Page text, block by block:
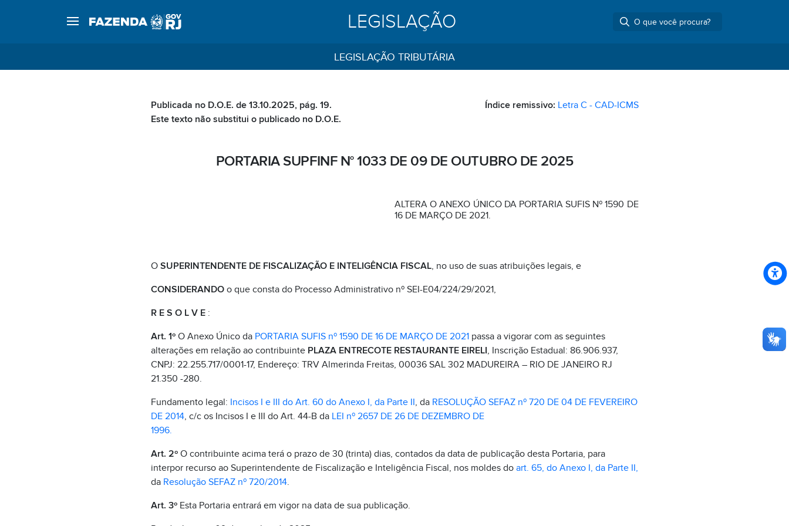
LEGISLAÇÃO
LEGISLAÇÃO TRIBUTÁRIA
Publicada no D.O.E. de 13.10.2025, pág. 19.
Este texto não substitui o publicado no D.O.E.
Índice remissivo: Letra C - CAD-ICMS
PORTARIA SUPFINF N° 1033 DE 09 DE OUTUBRO DE 2025
ALTERA O ANEXO ÚNICO DA PORTARIA SUFIS Nº 1590 DE
16 DE MARÇO DE 2021.
O SUPERINTENDENTE DE FISCALIZAÇÃO E INTELIGÊNCIA FISCAL, no uso de suas atribuições legais, e
CONSIDERANDO o que consta do Processo Administrativo nº SEI-E04/224/29/2021,
R E S O L V E:
Art. 1ºO Anexo Único da PORTARIA SUFIS nº 1590 DE 16 DE MARÇO DE 2021passa a vigorar com as seguintes
alterações em relação ao contribuinte PLAZA ENTRECOTE RESTAURANTE EIRELI, Inscrição Estadual: 86.906.937,
CNPJ: 22.255.717/0001-17, Endereço: TRV Almerinda Freitas, 00036 SAL 302 MADUREIRA – RIO DE JANEIRO RJ
21.350 -280.
Fundamento legal: Incisos I e III do Art. 60 do Anexo I, da Parte II, da RESOLUÇÃO SEFAZ nº 720 DE 04 DE FEVEREIRO
DE 2014, c/c os Incisos I e III do Art. 44-B da LEI nº 2657 DE 26 DE DEZEMBRO DE
1996.
Art. 2ºO contribuinte acima terá o prazo de 30 (trinta) dias, contados da data de publicação desta Portaria, para
interpor recurso ao Superintendente de Fiscalização e Inteligência Fiscal, nos moldes doart. 65, do Anexo I, da Parte II,
da Resolução SEFAZ nº 720/2014.
Art. 3ºEsta Portaria entrará em vigor na data de sua publicação.